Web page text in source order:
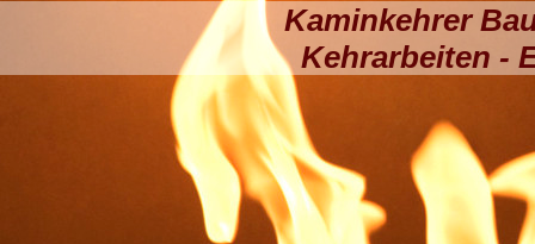
Kaminkehrer
Kehrarbeiten -